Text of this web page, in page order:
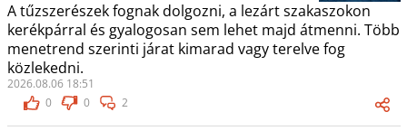
A tűzszerészek fognak dolgozni, a lezárt szakaszokon
kerékpárral és gyalogosan sem lehet majd átmenni. Több
menetrend szerinti járat kimarad vagy terelve fog
közlekedni.
2026.08.06 18:51
0
0 2